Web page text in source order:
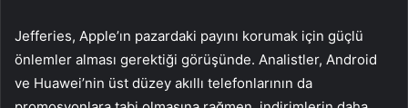
Jefferies, Apple’ın pazardaki payını korumak için güçlü
önlemler alması gerektiği görüşünde. Analistler, Android
ve Huawei’nin üst düzey akıllı telefonlarının da